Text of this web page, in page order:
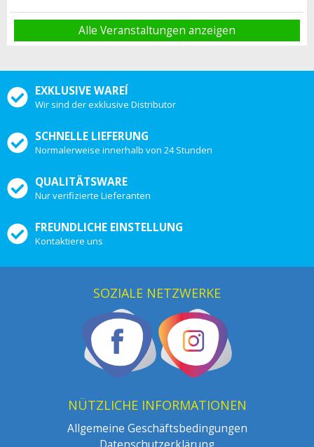
Alle Veranstaltungen anzeigen
EXKLUSIVE WAREÍ
Wir sind der exklusive Distributor
SCHNELLE LIEFERUNG
Normalerweise innerhalb von 24 Stunden
QUALITÄTSWARE
Nur verifizierte Lieferanten
FREUNDLICHE EINSTELLUNG
Kontaktiere uns
SOZIALE NETZWERKE
NÜTZLICHE INFORMATIONEN
Allgemeine Geschäftsbedingungen